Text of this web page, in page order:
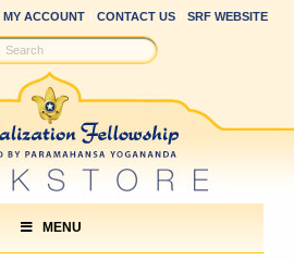
MY ACCOUNT CONTACT US SRF WEBSITE
MENU